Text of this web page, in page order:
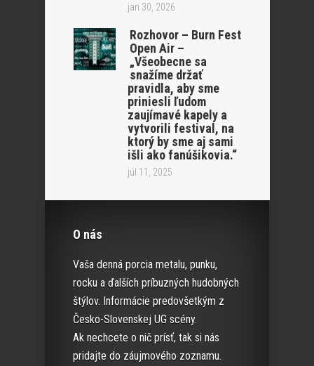
jan 30, 2026
Rozhovor – Burn Fest
Open Air –
„Všeobecne sa
snažíme držať
pravidla, aby sme
priniesli ľudom
zaujímavé kapely a
vytvorili festival, na
ktorý by sme aj sami
išli ako fanúšikovia.“
júl 11, 2025
O nás
Vaša denná porcia metalu, punku,
rocku a ďalších príbuzných hudobných
štýlov. Informácie predovšetkým z
Česko-Slovenskej UG scény.
Ak nechcete o nič prísť, tak si nás
pridajte do záujmového zoznamu.